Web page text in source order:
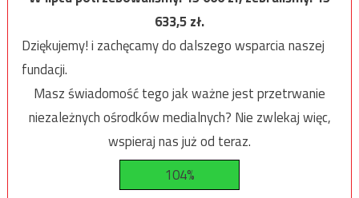
633,5zł.
Dziękujemy! i zachęcamy do dalszego wsparcia naszej
fundacji.
Masz świadomość tego jak ważne jest przetrwanie
niezależnych ośrodków medialnych? Nie zwlekaj więc,
wspieraj nas już od teraz.
104%